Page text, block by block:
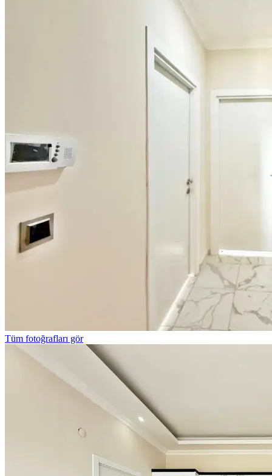
Tüm fotoğrafları gör